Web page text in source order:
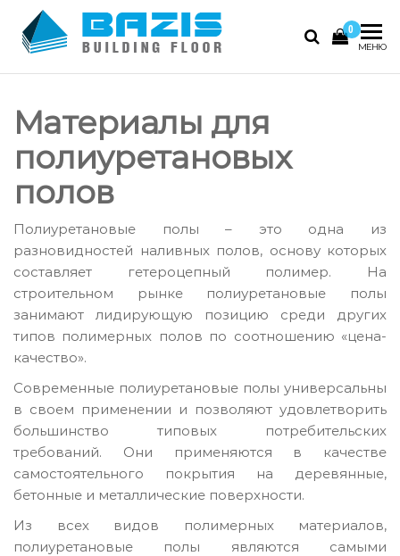
content
Базис
Промышленные
0
МЕНЮ
Материалы для
полиуретановых
полов
Полиуретановые полы – это одна из
разновидностей наливных полов, основу которых
составляет гетероцепный полимер. На
строительном рынке полиуретановые полы
занимают лидирующую позицию среди других
типов полимерных полов по соотношению «цена-
качество».
Современные полиуретановые полы универсальны
в своем применении и позволяют удовлетворить
большинство типовых потребительских
требований. Они применяются в качестве
самостоятельного покрытия на деревянные,
бетонные и металлические поверхности.
Из всех видов полимерных материалов,
полиуретановые полы являются самыми